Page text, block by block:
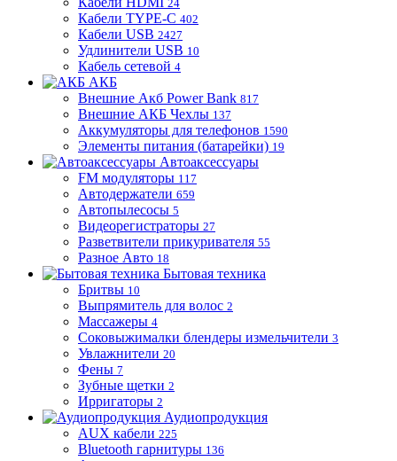
24
Кабели TYPE-C 402
Кабели USB 2427
Удлинители USB 10
Кабель сетевой 4
АКБ
Внешние Акб Power Bank 817
Внешние АКБ Чехлы 137
Аккумуляторы для телефонов 1590
Элементы питания (батарейки) 19
Автоаксессуары
FM модуляторы 117
Автодержатели 659
Автопылесосы 5
Видеорегистраторы 27
Разветвители прикуривателя 55
Разное Авто 18
Бытовая техника
Бритвы 10
Выпрямитель для волос 2
Массажеры 4
Соковыжималки блендеры измельчители 3
Увлажнители 20
Фены 7
Зубные щетки 2
Ирригаторы 2
Аудиопродукция
AUX кабели 225
Bluetooth гарнитуры 136